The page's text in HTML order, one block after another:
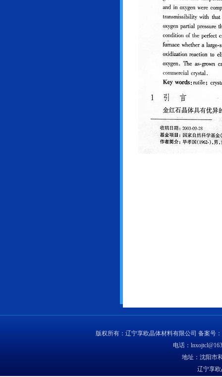
版权所有：辽宁享欧晶体材料有限公司 备案号：
电话：
地址：沈阳市
辽宁享